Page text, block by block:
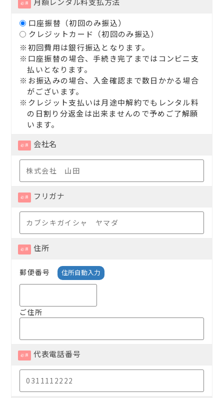
必須
口座振替（初回のみ振込）
クレジットカード（初回のみ振込）
※初回費用は銀行振込となります。
※口座振替の場合、手続き完了まではコンビニ支
払いとなります。
※お振込みの場合、入金確認まで数日かかる場合
がございます。
※クレジット支払いは月途中解約でもレンタル料
の日割り分返金は出来ませんので予めご了解願
います。
必須 会社名
必須 フリガナ
必須 住所
郵便番号 住所自動入力
ご住所
必須 代表電話番号